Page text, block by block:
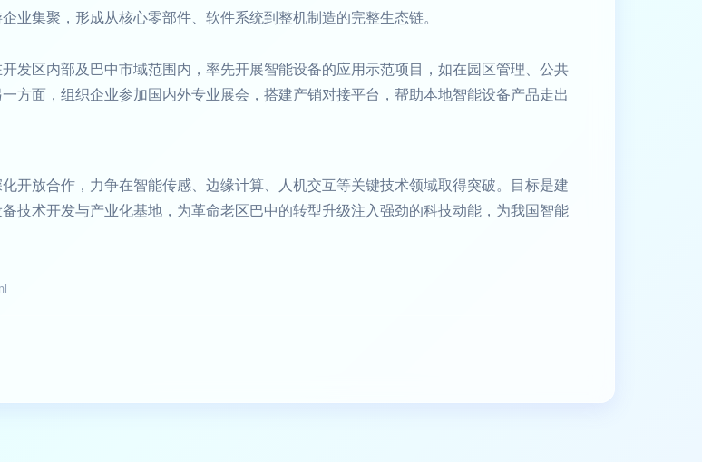
业集聚，形成从核心零部件、软件系统到整机制造的完整生态链。
发区内部及巴中市域范围内，率先开展智能设备的应用示范项目，如在园区管理、公共
方面，组织企业参加国内外专业展会，搭建产销对接平台，帮助本地智能设备产品走出
开放合作，力争在智能传感、边缘计算、人机交互等关键技术领域取得突破。目标是建
技术开发与产业化基地，为革命老区巴中的转型升级注入强劲的科技动能，为我国智能